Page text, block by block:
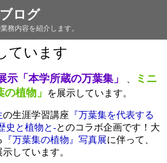
ログ
務内容を紹介します。
ています
示「本学所蔵の万葉集」
ミニ
の植物」 を展示しています。
の生涯学習講座 『万葉集を代表する
史と植物と-とのコラボ企画です！大
『万葉集の植物』写真展に伴って、
しています。